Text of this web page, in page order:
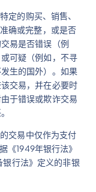
定的购买、销售、
确或完整，或是否
易是否错误（例
可疑（例如，不寻
生的国外）。如果
交易，并在必要时
于错误或欺诈交易
交易中仅作为支付
《1949年银行法》
银行法》定义的非银